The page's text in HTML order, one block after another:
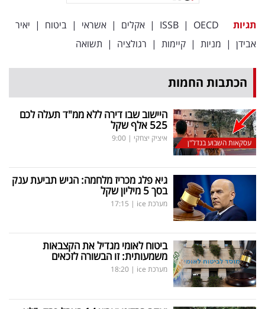
תגיות ISSB | OECD
| אקלים | אשראי | ביטוח | יאיר
אבידן | מניות | קיימות | רגולציה | תשואה
הכתבות החמות
עסקאות השבוע בנדל"ן
היישוב שבו דירה ללא ממ"ד תעלה לכם
525 אלף שקל
איציק יצחקי |
9:00
גיא פלג מכריז מלחמה: הגיש תביעת ענק
בסך 5 מיליון שקל
מערכת ice |
17:15
ביטוח לאומי מגדיל את הקצבאות
משמעותית: זו הבשורה לזכאים
מערכת ice |
18:20